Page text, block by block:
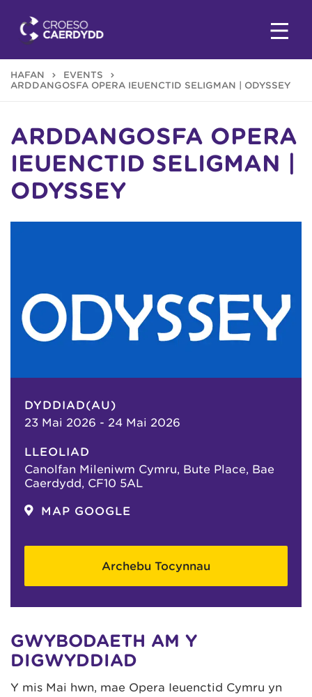
HAFAN
EVENTS
ARDDANGOSFA OPERA IEUENCTID SELIGMAN | ODYSSEY
ARDDANGOSFA OPERA
IEUENCTID SELIGMAN |
ODYSSEY
DYDDIAD(AU)
23 Mai 2026 - 24 Mai 2026
LLEOLIAD
Canolfan Mileniwm Cymru, Bute Place, Bae
Caerdydd, CF10 5AL
MAP GOOGLE
Archebu Tocynnau
GWYBODAETH AM Y
DIGWYDDIAD
Y mis Mai hwn, mae Opera Ieuenctid Cymru yn